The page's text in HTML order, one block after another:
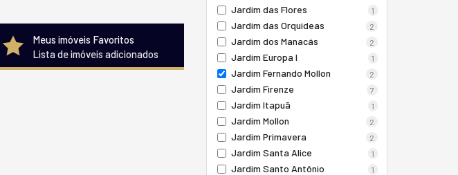
Jardim das Flores 1
Jardim das Orquídeas 2
Jardim dos Manacás 2
Jardim Europa I 1
Jardim Fernando Mollon 2
Jardim Firenze 7
Jardim Itapuã 1
Jardim Mollon 2
Jardim Primavera 2
Jardim Santa Alice 1
Jardim Santo Antônio 1
Meus imóveis Favoritos
Lista de imóveis adicionados